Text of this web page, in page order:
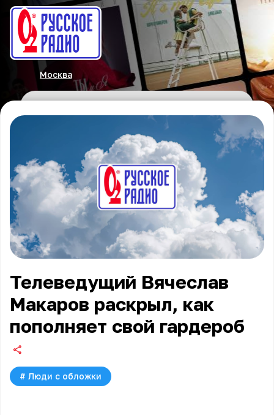
Москва
Телеведущий Вячеслав
Макаров раскрыл, как
пополняет свой гардероб
# Люди с обложки